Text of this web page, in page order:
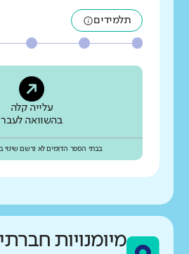
תלמידים
עלייה קלה
בהשוואה לעבר
בבתי הספר הדומים לא נרשם שינוי
מיומנויות